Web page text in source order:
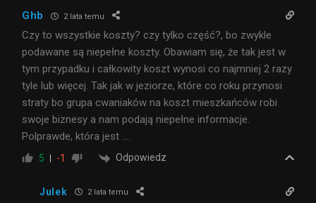
Ghb 2 lata temu
Czy to wszystkie koszty? czy tylko część?, bo zwykle
podawane są niepełne koszty. Obawiam się, że tak jest w
tym przypadku i całkowity koszt wynosi co najmniej 2 razy
tyle lub więcej. Tak jak w jeziorze, które co roku przynosi
straty bo grupa cwaniaków na koszt mieszkańców robi
swoje biznesy a nam podają niepełne informacje.
Polprawde, która jest ….
5 -1 Odpowiedz
Julek 2 lata temu